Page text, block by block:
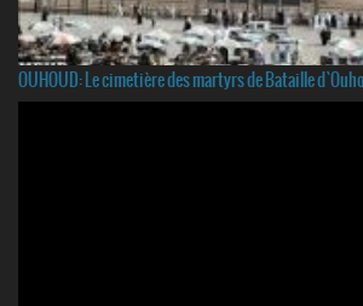
OUHOUD: Le cimetière des martyrs de Bataille